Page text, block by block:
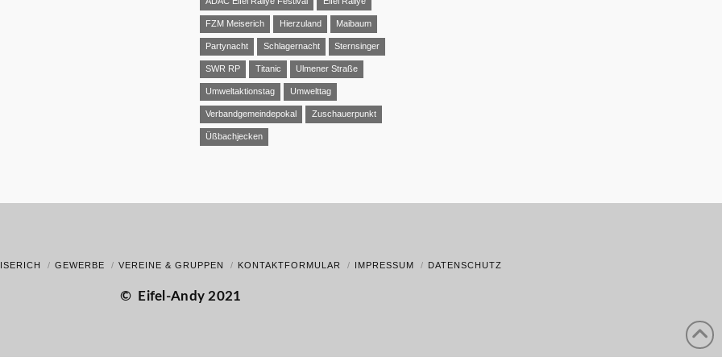
FZM Meiserich Hierzuland Maibaum
Partynacht Schlagernacht Sternsinger
SWR RP Titanic Ulmener Straße
Umweltaktionstag Umwelttag
Verbandgemeindepokal Zuschauerpunkt
Üßbachjecken
GEWERBE VEREINE & GRUPPEN KONTAKTFORMULAR IMPRESSUM DATENSCHUTZ
© Eifel-Andy 2021